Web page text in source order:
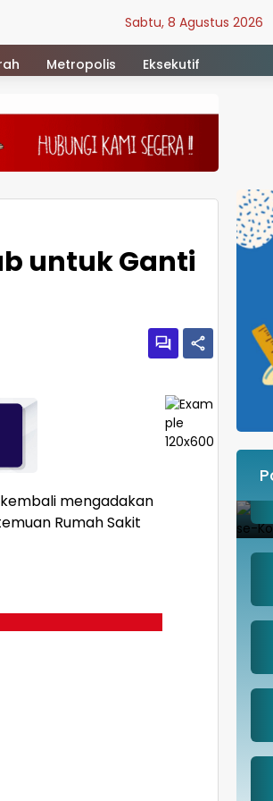
Sabtu, 8 Agustus 2026
Metropolis Eksekutif
untuk Ganti
mengadakan
Rumah Sakit